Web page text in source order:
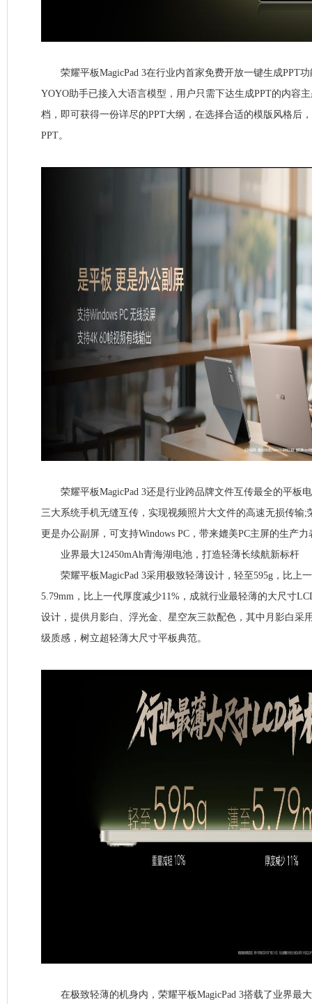
荣耀平板MagicPad 3在行业内首家免费开放一键生成PPT功
YOYO助手已接入大语言模型，用户只需下达生成PPT的内容
档，即可获得一份详尽的PPT大纲，在选择合适的模版风格后
PPT。
荣耀平板MagicPad 3还是行业跨品牌文件互传最全的平板
三大系统手机无缝互传，实现视频照片大文件的高速无损传输;
更是办公副屏，可支持Windows PC，带来媲美PC主屏的生产力
业界最大12450mAh青海湖电池，打造轻薄长续航新标杆
荣耀平板MagicPad 3采用极致轻薄设计，轻至595g，比上
5.79mm，比上一代厚度减少11%，成就行业最轻薄的大尺寸
设计，提供月影白、浮光金、星空灰三款配色，其中月影白采
级质感，树立超轻薄大尺寸平板典范。
在极致轻薄的机身内，荣耀平板MagicPad 3搭载了业界最大